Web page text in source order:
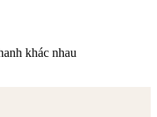
khác nhau